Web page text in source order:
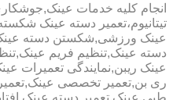
انجام کلیه خدمات
تیتانیوم،تعمیر دسته عینک
عینک ورزشی,شکستن دسته
دسته عینک,تنظیم فریم
عینک ریبن,نمایندگی تعمیرات
ری بن,تعمیر تخصصی
طبی,عینک,تعمیر دسته عینک